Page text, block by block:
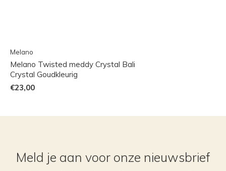
Melano
Melano Twisted meddy Crystal Bali
Crystal Goudkleurig
€23,00
Meld je aan voor onze nieuwsbrief